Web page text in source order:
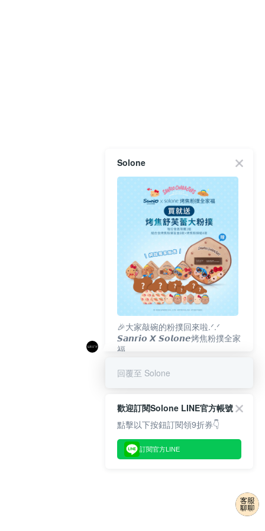
Solone
🎉大家敲碗的粉撲回來啦.ᐟ‪‪.ᐟ
𝙎𝙖𝙣𝙧𝙞𝙤 𝙓 𝙎𝙤𝙡𝙤𝙣𝙚烤焦粉撲全家
福
回覆至 Solone
歡迎訂閱Solone LINE官方帳號
點擊以下按鈕訂閱領9折券👇
訂閱官方LINE